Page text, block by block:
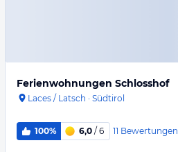
Ferienwohnungen Schlosshof
Laces / Latsch · Südtirol
100% 6,0 / 6 11 Bewertungen